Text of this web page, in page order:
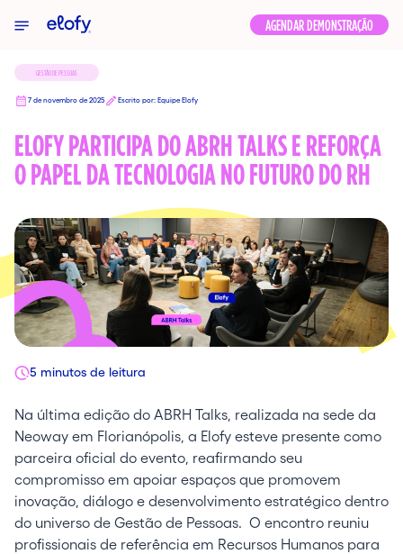
AGENDAR DEMONSTRAÇÃO
GESTÃO DE PESSOAS
7 de novembro de 2025 Escrito por: Equipe Elofy
ELOFY PARTICIPA DO ABRH TALKS E REFORÇA
O PAPEL DA TECNOLOGIA NO FUTURO DO RH
5 minutos de leitura
Na última edição do ABRH Talks, realizada na sede da
Neoway em Florianópolis, a Elofy esteve presente como
parceira oficial do evento, reafirmando seu
compromisso em apoiar espaços que promovem
inovação, diálogo e desenvolvimento estratégico dentro
do universo de Gestão de Pessoas. O encontro reuniu
profissionais de referência em Recursos Humanos para